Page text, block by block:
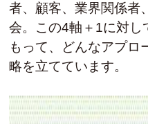
者、顧客、業界関係者
会。この4軸＋1に対し
もって、どんなアプロ
略を立てています。